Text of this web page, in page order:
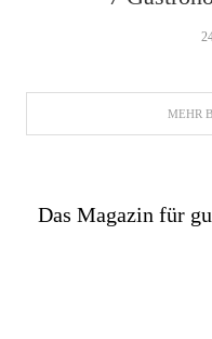
MEHR
Das Magazin für